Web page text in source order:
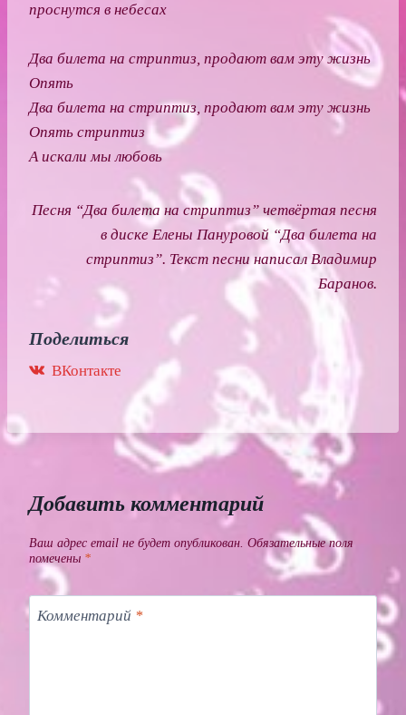
проснутся в небесах
Два билета на стриптиз, продают вам эту жизнь
Опять
Два билета на стриптиз, продают вам эту жизнь
Опять стриптиз
А искали мы любовь
Песня “Два билета на стриптиз” четвёртая песня
в диске Елены Пануровой “Два билета на
стриптиз”. Текст песни написал Владимир
Баранов.
Поделиться
ВКонтакте
Добавить комментарий
Ваш адрес email не будет опубликован. Обязательные поля
помечены *
Комментарий *